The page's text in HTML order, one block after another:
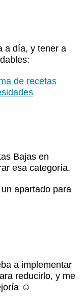
a día, y tener a
de recetas
Bajas en
esa categoría.
apartado para
a implementar
reducirlo, y me
☺️